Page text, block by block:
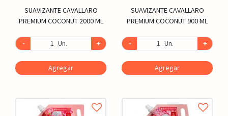
SUAVIZANTE CAVALLARO
PREMIUM COCONUT 2000 ML
- Un. +
Agregar
SUAVIZANTE CAVALLARO
PREMIUM COCONUT 900 ML
- Un. +
Agregar